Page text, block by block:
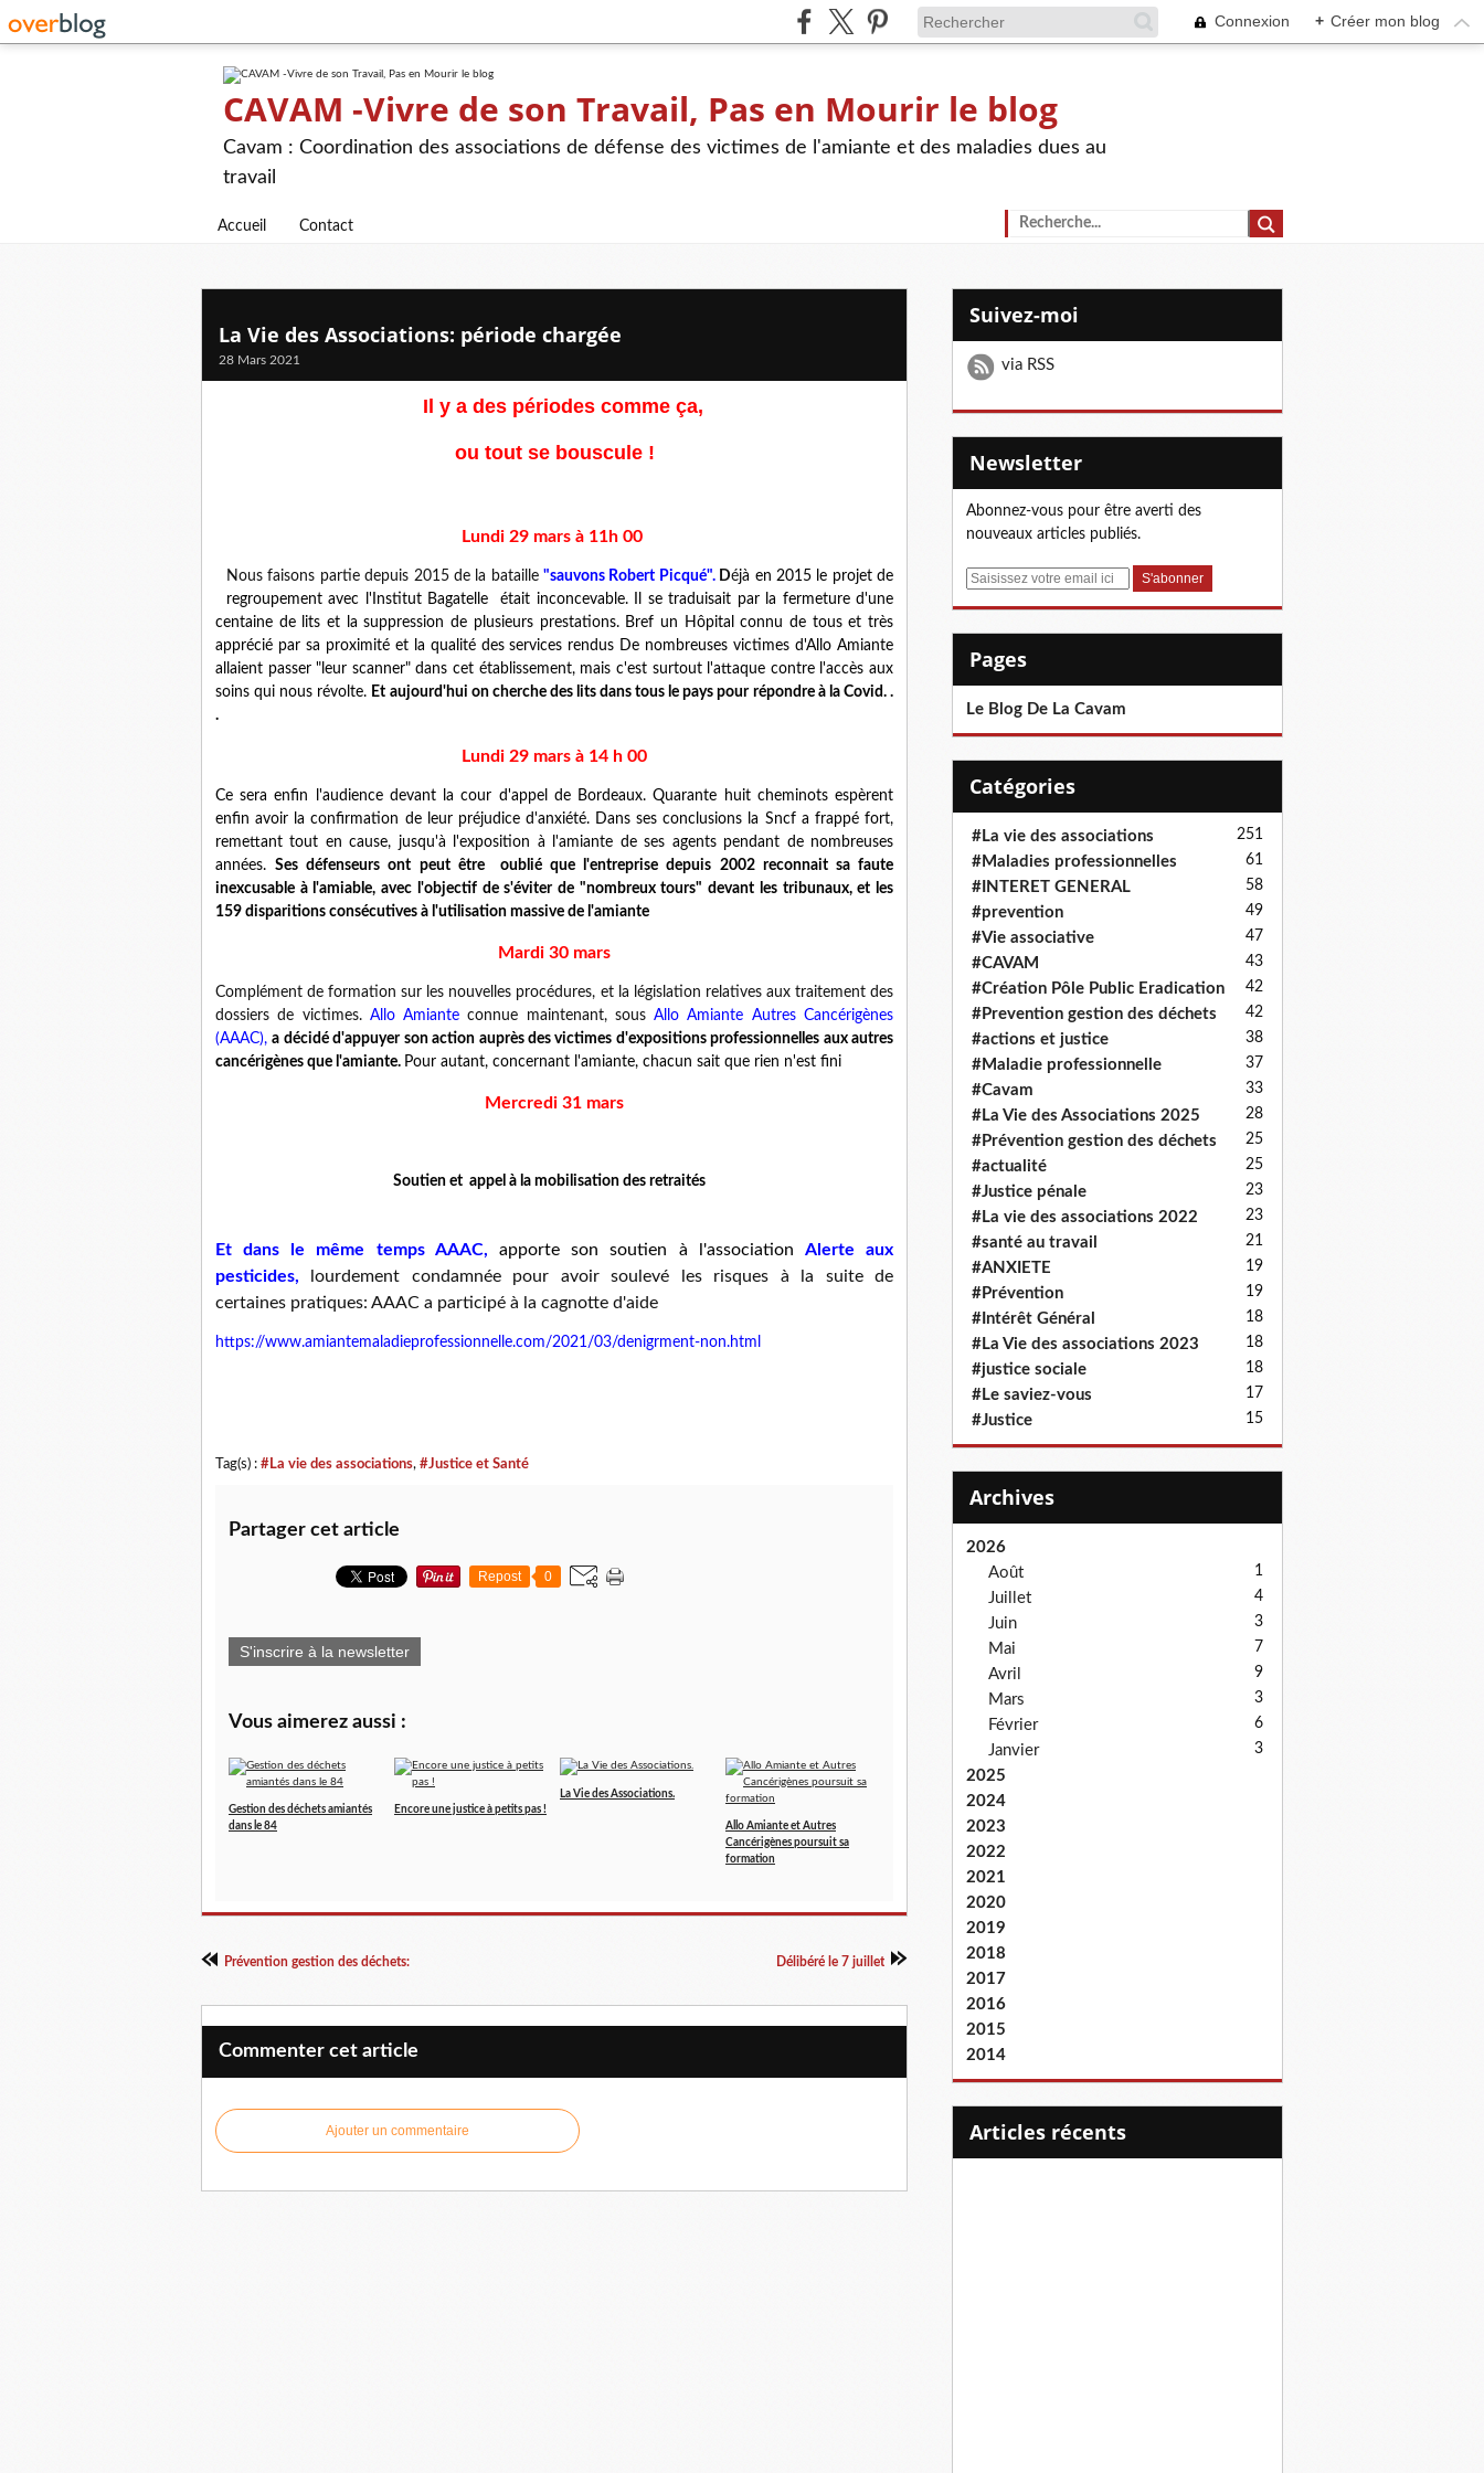
Connexion + Créer mon blog
CAVAM -Vivre de son Travail, Pas en Mourir le blog
Cavam : Coordination des associations de défense des victimes de l'amiante et des maladies dues au
travail
Accueil Contact
La Vie des Associations: période chargée
28 Mars 2021
Il y a des périodes comme ça,
ou tout se bouscule !
Lundi 29 mars à 11h 00
Nous faisons partie depuis 2015 de la bataille "sauvons Robert Picqué". Déjà en 2015 le projet de
regroupement avec l'Institut Bagatelle était inconcevable. Il se traduisait par la fermeture d'une
centaine de lits et la suppression de plusieurs prestations. Bref un Hôpital connu de tous et très
apprécié par sa proximité et la qualité des services rendus De nombreuses victimes d'Allo Amiante
allaient passer "leur scanner" dans cet établissement, mais c'est surtout l'attaque contre l'accès aux
soins qui nous révolte. Et aujourd'hui on cherche des lits dans tous le pays pour répondre à la Covid. .
.
Lundi 29 mars à 14 h 00
Ce sera enfin l'audience devant la cour d'appel de Bordeaux. Quarante huit cheminots espèrent
enfin avoir la confirmation de leur préjudice d'anxiété. Dans ses conclusions la Sncf a frappé fort,
remettant tout en cause, jusqu'à l'exposition à l'amiante de ses agents pendant de nombreuses
années.Ses défenseurs ont peut être oublié que l'entreprise depuis 2002 reconnait sa faute
inexcusable à l'amiable, avec l'objectif de s'éviter de "nombreux tours" devant les tribunaux, et les
159 disparitions consécutives à l'utilisation massive de l'amiante
Mardi 30 mars
Complément de formation sur les nouvelles procédures, et la législation relatives aux traitement des
dossiers de victimes. Allo Amiante connue maintenant, sousAllo Amiante Autres Cancérigènes
(AAAC),a décidé d'appuyer son action auprès des victimes d'expositions professionnelles aux autres
cancérigènes que l'amiante. Pour autant, concernant l'amiante, chacun sait que rien n'est fini
Mercredi 31 mars
Soutien et appel à la mobilisation des retraités
Et dans le même temps AAAC, apporte son soutien à l'association Alerte aux
pesticides,
lourdement condamnée pour avoir soulevé les risques à la suite de
certaines pratiques: AAAC a participé à la cagnotte d'aide
https://www.amiantemaladieprofessionnelle.com/2021/03/denigrment-non.html
Tag(s) : #La vie des associations, #Justice et Santé
Partager cet article
Repost 0
S'inscrire à la newsletter
Vous aimerez aussi :
Gestion des déchets amiantés
dans le 84
Encore une justice à petits pas !
La Vie des Associations.
Allo Amiante et Autres
Cancérigènes poursuit sa
formation
Prévention gestion des déchets: Délibéré le 7 juillet
Commenter cet article
Ajouter un commentaire
Suivez-moi
via RSS
Newsletter
Abonnez-vous pour être averti des
nouveaux articles publiés.
E
Pages
Le Blog De La Cavam
Catégories
#La vie des associations 251
#Maladies professionnelles 61
#INTERET GENERAL 58
#prevention 49
#Vie associative 47
#CAVAM 43
#Création Pôle Public Eradication 42
#Prevention gestion des déchets 42
#actions et justice 38
#Maladie professionnelle 37
#Cavam 33
#La Vie des Associations 2025 28
#Prévention gestion des déchets 25
#actualité 25
#Justice pénale 23
#La vie des associations 2022 23
#santé au travail 21
#ANXIETE 19
#Prévention 19
#Intérêt Général 18
#La Vie des associations 2023 18
#justice sociale 18
#Le saviez-vous 17
#Justice 15
Archives
2026
Août
1
Juillet 4
Juin 3
Mai 7
Avril 9
Mars 3
Février 6
Janvier 3
2025
2024
2023
2022
2021
2020
2019
2018
2017
2016
2015
2014
articles récents